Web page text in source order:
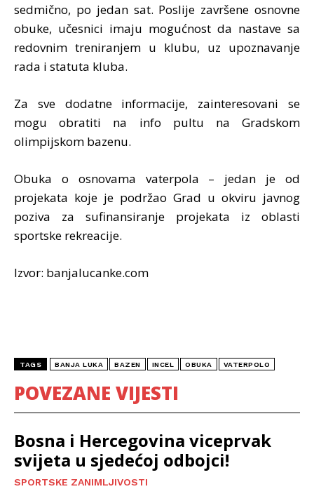
sedmično, po jedan sat. Poslije završene osnovne
obuke, učesnici imaju mogućnost da nastave sa
redovnim treniranjem u klubu, uz upoznavanje
rada i statuta kluba.
Za sve dodatne informacije, zainteresovani se
mogu obratiti na info pultu na Gradskom
olimpijskom bazenu.
Obuka o osnovama vaterpola – jedan je od
projekata koje je podržao Grad u okviru javnog
poziva za sufinansiranje projekata iz oblasti
sportske rekreacije.
Izvor: banjalucanke.com
TAGS BANJA LUKA BAZEN INCEL OBUKA VATERPOLO
POVEZANE VIJESTI
Bosna i Hercegovina viceprvak
svijeta u sjedećoj odbojci!
SPORTSKE ZANIMLJIVOSTI